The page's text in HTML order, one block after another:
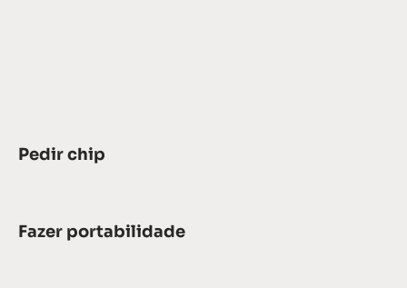
Pedir chip
Fazer portabilidade